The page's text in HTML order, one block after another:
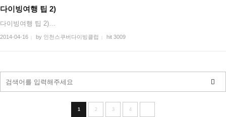
다이빙여행 팁 2)
다이빙여행 팁 2)…
2014-04-16 by 인천스쿠버다이빙클럽 hit 3009
1 2 3 4